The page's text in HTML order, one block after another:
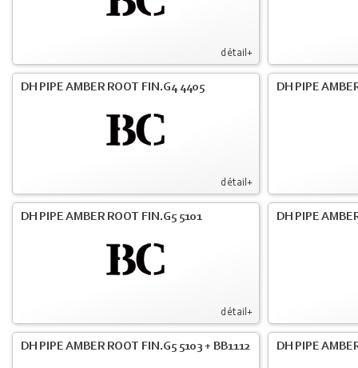
détail+
détail+
DH PIPE AMBER ROOT FIN.G4 4405 DH PIPE
détail+
DH PIPE AMBER ROOT FIN.G5 5101 DH PIPE
DH PIPE AMBER ROOT FIN.G5 5103 + BB1112 DH PIPE